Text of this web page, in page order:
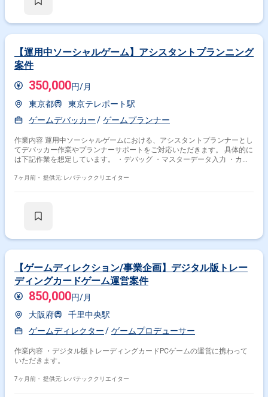
【運用中ソーシャルゲーム】アシスタントプランニング
案件
350,000円/月
東京都
東京テレポート駅
ゲームデバッカー
ゲームプランナー
作業内容 運用中ソーシャルゲームにおける、アシスタントプランナーとし
てデバッカー作業やプランナーサポートをご対応いただきます。 具体的に
は下記作業を想定しています。 ・デバッグ ・マスターデータ入力 ・カス
策定
7ヶ月前・ 提供元: レバテッククリエイター
【ゲームディレクション/事業企画】デジタル版トレー
ディングカードゲーム運営案件
850,000円/月
大阪府
千里中央駅
ゲームディレクター
ゲームプロデューサー
作業内容 ・デジタル版トレーディングカードPCゲームの運営に携わって
いただきます。
7ヶ月前・ 提供元: レバテッククリエイター